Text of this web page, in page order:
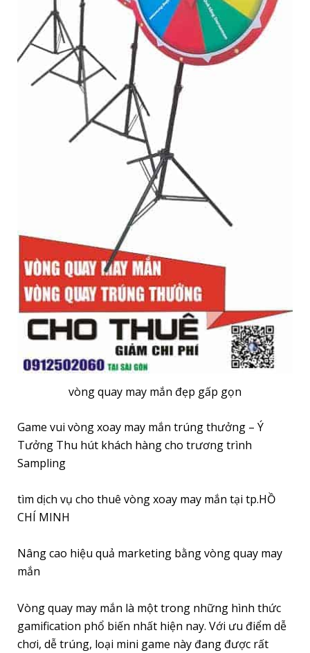
vòng quay may mắn đẹp gấp gọn
Game vui vòng xoay may mắn trúng thưởng – Ý
Tưởng Thu hút khách hàng cho trương trình
Sampling
tìm dịch vụ cho thuê vòng xoay may mắn tại tp.HỒ
CHÍ MINH
Nâng cao hiệu quả marketing bằng vòng quay may
mắn
Vòng quay may mắn là một trong những hình thức
gamification phổ biến nhất hiện nay. Với ưu điểm dễ
chơi, dễ trúng, loại mini game này đang được rất